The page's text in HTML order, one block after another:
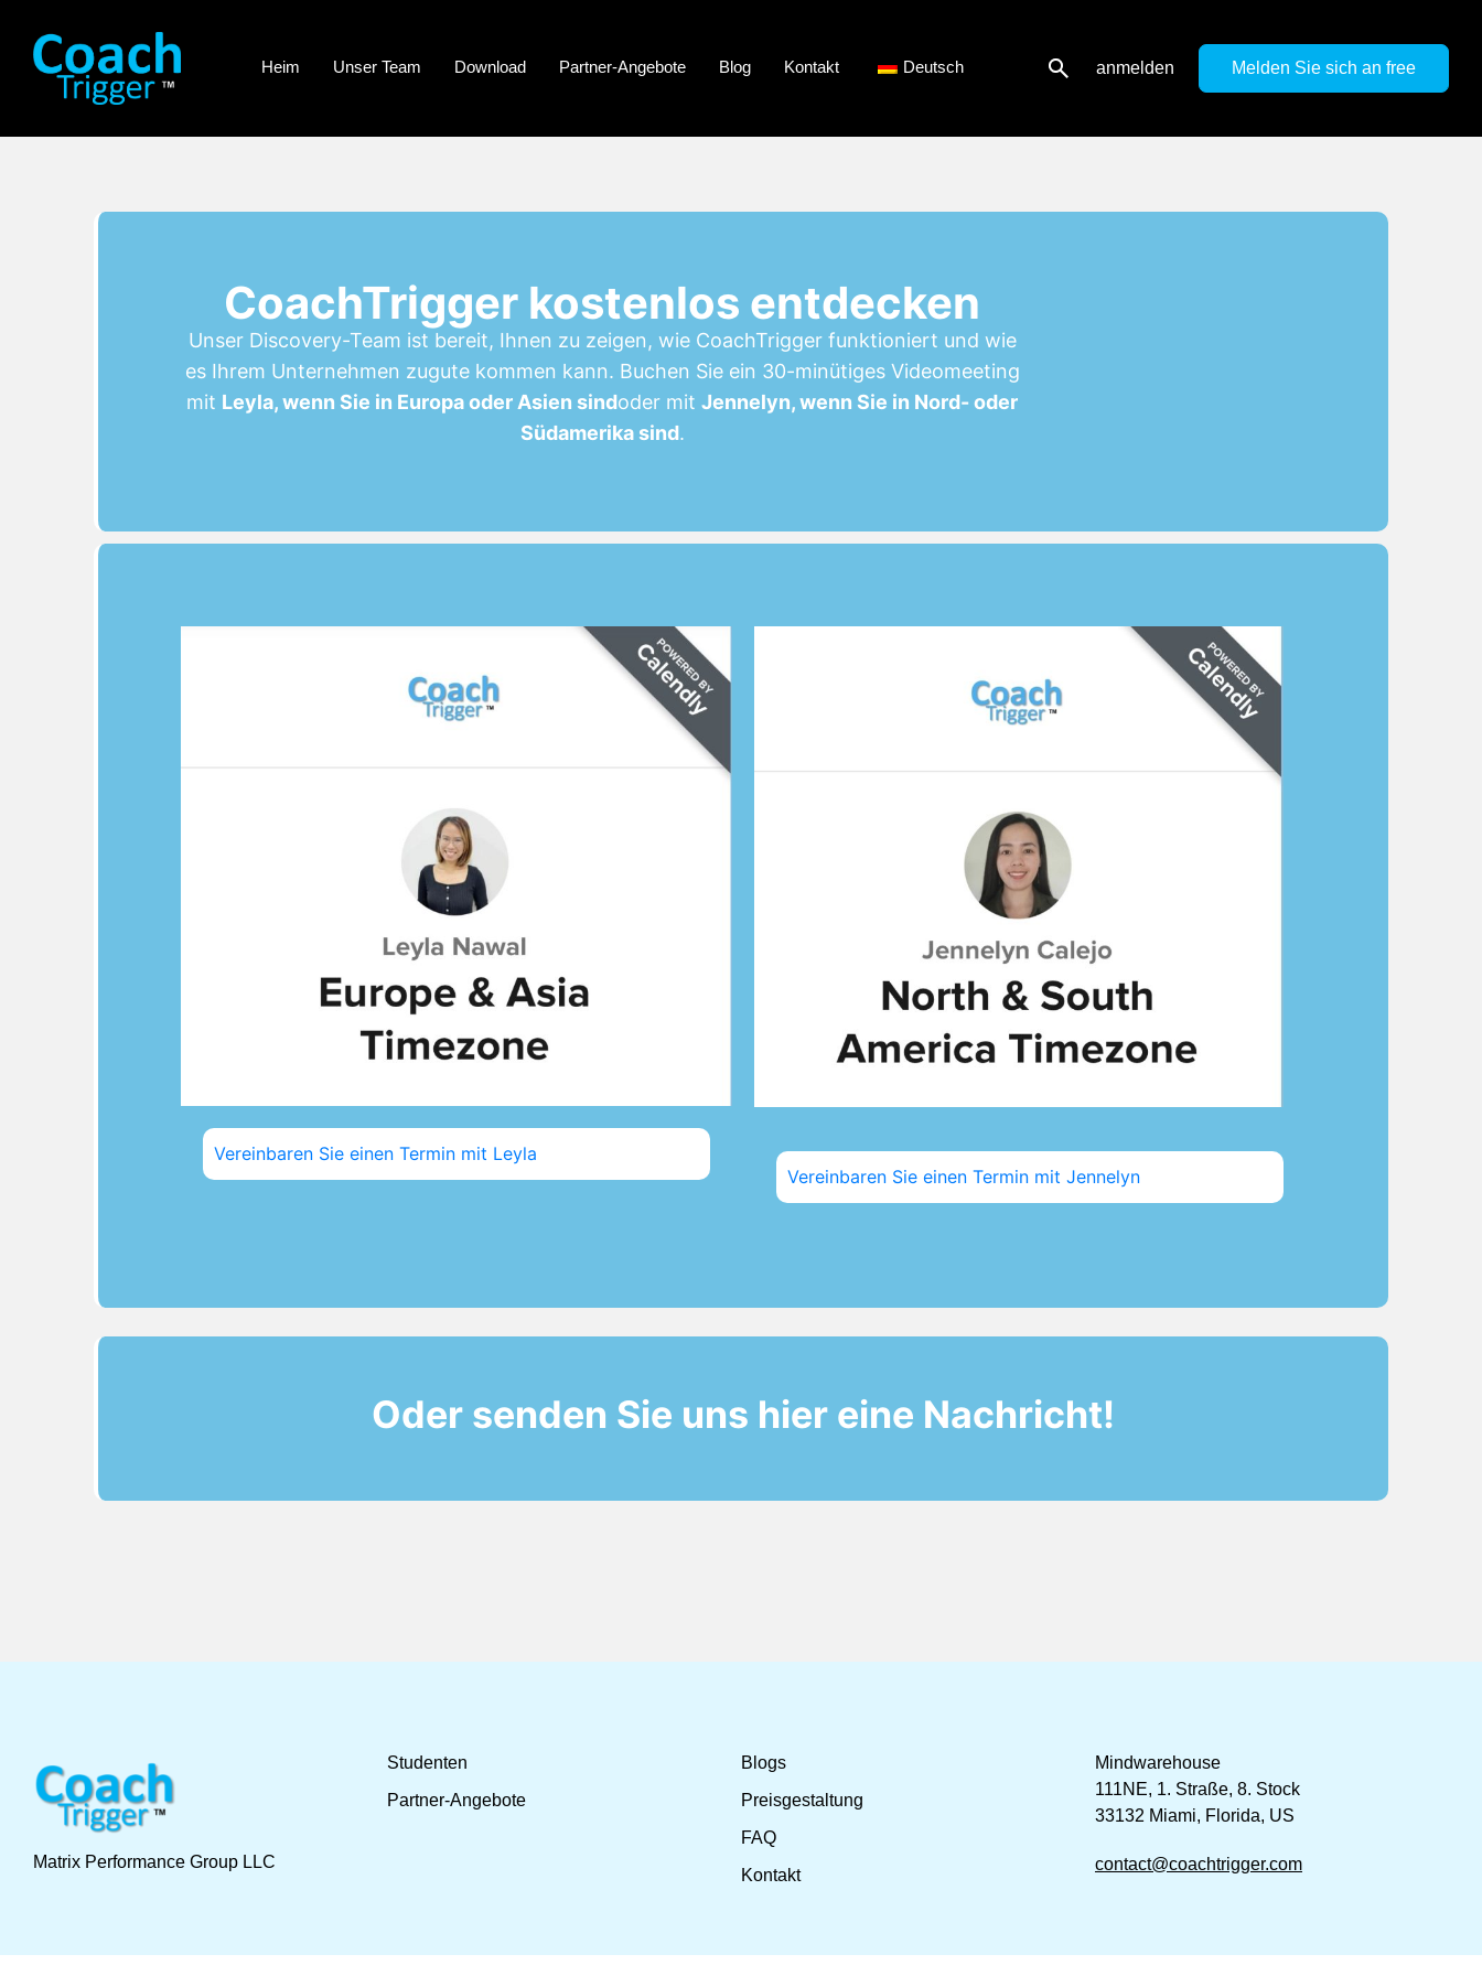
Heim Unser Team Download Partner-Angebote Blog Kontakt Deutsch anmelden Melden Sie sich an
CoachTrigger kostenlos entdecken
Unser Discovery-Team ist bereit, Ihnen zu zeigen, wie CoachTrigger funktioniert und wie
es Ihrem Unternehmen zugute kommen kann. Buchen Sie ein 30-minütiges Videomeeting
mit Leyla, wenn Sie in Europa oder Asien sindoder mit Jennelyn, wenn Sie in Nord- oder
Südamerika sind.
Vereinbaren Sie einen Termin mit Leyla
Vereinbaren Sie einen Termin mit Jennelyn
Oder senden Sie uns hier eine Nachricht!
Matrix Performance Group LLC
Studenten
Partner-Angebote
Blogs
Preisgestaltung
FAQ
Kontakt
Mindwarehouse
111NE, 1. Straße, 8. Stock
33132 Miami, Florida, US
contact@coachtrigger.com